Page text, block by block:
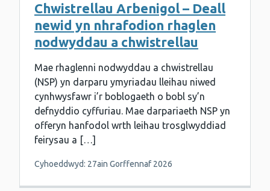
Chwistrellau Arbenigol – Deall
newid yn nhrafodion rhaglen
nodwyddau a chwistrellau
Mae rhaglenni nodwyddau a chwistrellau
(NSP) yn darparu ymyriadau lleihau niwed
cynhwysfawr i’r boblogaeth o bobl sy’n
defnyddio cyffuriau. Mae darpariaeth NSP yn
offeryn hanfodol wrth leihau trosglwyddiad
feirysau a […]
Cyhoeddwyd: 27ain Gorffennaf 2026